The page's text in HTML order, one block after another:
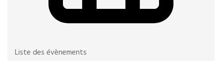
Liste des évènements